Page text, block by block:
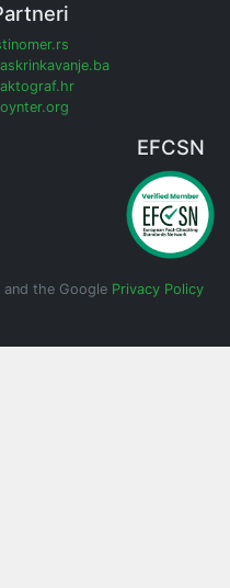
EFCSN
the Google Privacy Policy